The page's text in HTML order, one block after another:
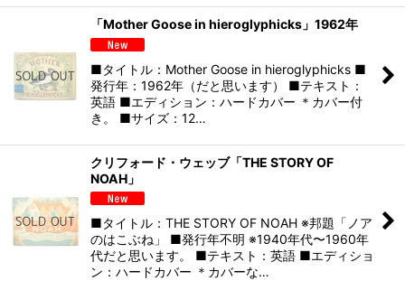
「Mother Goose in hieroglyphicks」1962年
■タイトル：Mother Goose in hieroglyphicks ■
発行年：1962年（だと思います） ■テキスト：
英語 ■エディション：ハードカバー ＊カバー付
き。 ■サイズ：12…
クリフォード・ウェッブ「THE STORY OF
NOAH」
■タイトル：THE STORY OF NOAH ※邦題「ノア
のはこぶね」 ■発行年不明 ※1940年代〜1960年
代だと思います。 ■テキスト：英語 ■エディショ
ン：ハードカバー ＊カバーな…